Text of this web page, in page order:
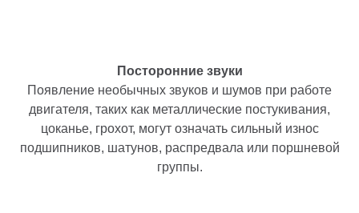
Посторонние звуки
Появление необычных звуков и шумов при работе
двигателя, таких как металлические постукивания,
цоканье, грохот, могут означать сильный износ
подшипников, шатунов, распредвала или поршневой
группы.